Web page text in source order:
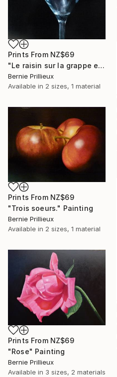
Prints From NZ$69
"Le raisin sur la grappe est doux comme les doigts d'une jeune fille (Pouchkine )"The grapes on her bunch are as sweet as a girl's fingers (Pouchkine)" Painting
Bernie Prillieux
Available in 2 sizes, 1 material
Prints From NZ$69
"Trois soeurs." Painting
Bernie Prillieux
Available in 2 sizes, 1 material
Prints From NZ$69
"Rose" Painting
Bernie Prillieux
Available in 3 sizes, 2 materials